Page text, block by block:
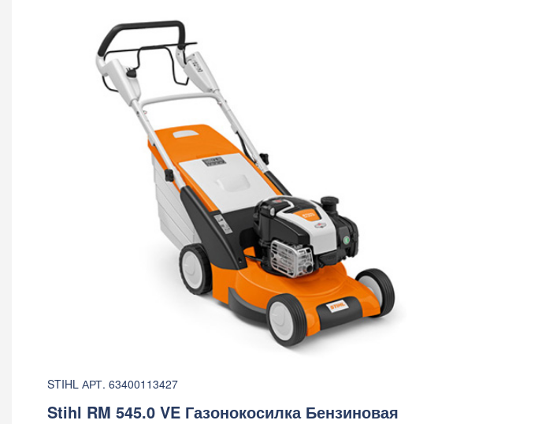
STIHL АРТ. 63400113427
Stihl RM 545.0 VE Газонокосилка Бензиновая